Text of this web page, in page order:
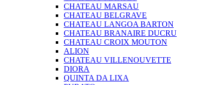
CHATEAU MARSAU
CHATEAU BELGRAVE
CHATEAU LANGOA BARTON
CHATEAU BRANAIRE DUCRU
CHATEAU CROIX MOUTON
ALION
CHATEAU VILLENOUVETTE
DIORA
QUINTA DA LIXA